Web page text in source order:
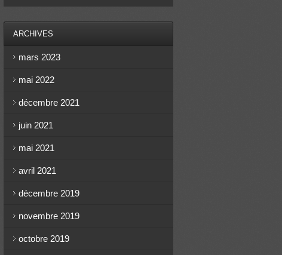
ARCHIVES
mars 2023
mai 2022
décembre 2021
juin 2021
mai 2021
avril 2021
décembre 2019
novembre 2019
octobre 2019